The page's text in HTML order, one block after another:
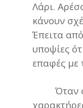
Λάρι.
κάνουν
Έπειτα
υποψίες
επαφές με
Όταν οι